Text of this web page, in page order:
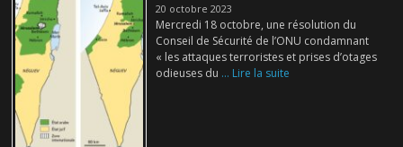
20 octobre 2023
Mercredi 18 octobre, une résolution du
Conseil de Sécurité de l’ONU condamnant
« les attaques terroristes et prises d’otages
odieuses du ... Lire la suite